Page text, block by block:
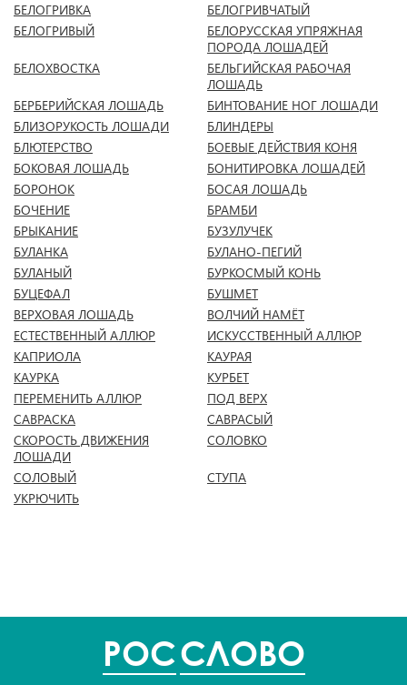
БЕЛОГРИВКА
БЕЛОГРИВЧАТЫЙ
БЕЛОГРИВЫЙ
БЕЛОРУССКАЯ УПРЯЖНАЯ
ПОРОДА ЛОШАДЕЙ
БЕЛОХВОСТКА
БЕЛЬГИЙСКАЯ РАБОЧАЯ
ЛОШАДЬ
БЕРБЕРИЙСКАЯ ЛОШАДЬ
БИНТОВАНИЕ НОГ ЛОШАДИ
БЛИЗОРУКОСТЬ ЛОШАДИ
БЛИНДЕРЫ
БЛЮТЕРСТВО
БОЕВЫЕ ДЕЙСТВИЯ КОНЯ
БОКОВАЯ ЛОШАДЬ
БОНИТИРОВКА ЛОШАДЕЙ
БОРОНОК
БОСАЯ ЛОШАДЬ
БОЧЕНИЕ
БРАМБИ
БРЫКАНИЕ
БУЗУЛУЧЕК
БУЛАНКА
БУЛАНО-ПЕГИЙ
БУЛАНЫЙ
БУРКОСМЫЙ КОНЬ
БУЦЕФАЛ
БУШМЕТ
ВЕРХОВАЯ ЛОШАДЬ
ВОЛЧИЙ НАМЁТ
ЕСТЕСТВЕННЫЙ АЛЛЮР
ИСКУССТВЕННЫЙ АЛЛЮР
КАПРИОЛА
КАУРАЯ
КАУРКА
КУРБЕТ
ПЕРЕМЕНИТЬ АЛЛЮР
ПОД ВЕРХ
САВРАСКА
САВРАСЫЙ
СКОРОСТЬ ДВИЖЕНИЯ
ЛОШАДИ
СОЛОВКО
СОЛОВЫЙ
СТУПА
УКРЮЧИТЬ
POCСЛОВО